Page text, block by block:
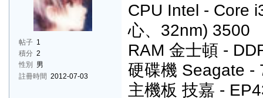
帖子 1
積分 2
性別
男
註冊時間 2012-07-03
CPU Intel - Core
心、32nm) 3500
RAM 金士頓 -
硬碟機 Seagate -
主機板 技嘉 -